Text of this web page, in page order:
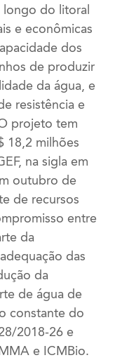
do litoral
e econômicas
dos
de produzir
da água, e
resistência e
projeto tem
18,2 milhões
na sigla em
outubro de
de recursos
entre
da
das
da
de água de
constante do
2018-26 e
e ICMBio.